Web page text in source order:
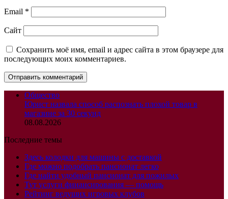
Email *
Сайт
Сохранить моё имя, email и адрес сайта в этом браузере для
последующих моих комментариев.
Общество
Юрист назвала способ распознать плохой товар в
магазине за 30 секунд
08.08.2026
Последние темы
Здесь колодки для машины с доставкой
Где можно подобрать пансионат легко
Где найти удобный пансионат для пожилых
Тут услуги финансирования — помощь
Рейтинг ведущих игровых клубов